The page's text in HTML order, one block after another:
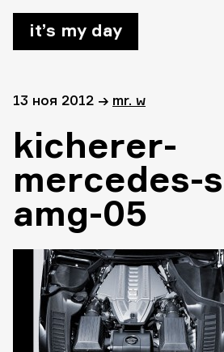
it’s my day
13 ноя 2012 → mr. w
kicherer-
mercedes-
amg-05